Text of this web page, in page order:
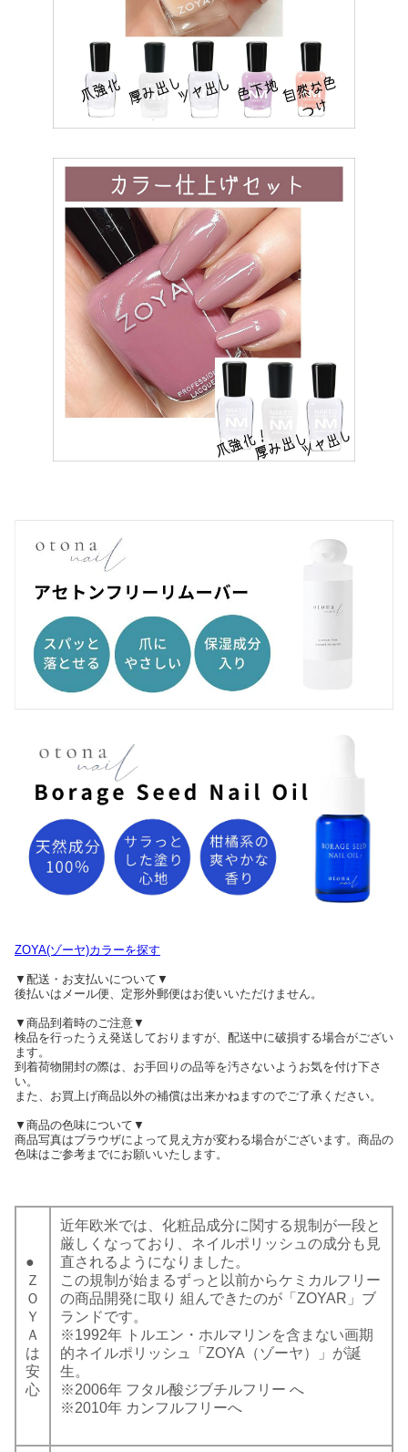
ZOYA(ゾーヤ)カラーを探す
▼配送・お支払いについて▼
後払いはメール便、定形外郵便はお使いいただけません。
▼商品到着時のご注意▼
検品を行ったうえ発送しておりますが、配送中に破損する場合がござい
ます。
到着荷物開封の際は、お手回りの品等を汚さないようお気を付け下さ
い。
また、お買上げ商品以外の補償は出来かねますのでご了承ください。
▼商品の色味について▼
商品写真はブラウザによって見え方が変わる場合がございます。商品の
色味はご参考までにお願いいたします。
●
Ｚ
Ｏ
Ｙ
Ａ
は
安
心
近年欧米では、化粧品成分に関する規制が一段と
厳しくなっており、ネイルポリッシュの成分も見
直されるようになりました。
この規制が始まるずっと以前からケミカルフリー
の商品開発に取り 組んできたのが「ZOYAR」ブ
ランドです。
※1992年 トルエン・ホルマリンを含まない画期
的ネイルポリッシュ「ZOYA（ゾーヤ）」が誕
生。
※2006年 フタル酸ジブチルフリー へ
※2010年 カンフルフリーへ